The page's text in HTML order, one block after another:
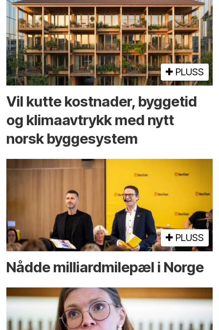
PLUSS
Vil kutte kostnader, byggetid
og klima­avtrykk med nytt
norsk bygge­system
PLUSS
Nådde milliard­­milepæl i Norge